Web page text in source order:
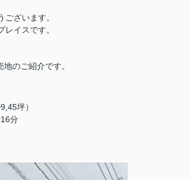
ざいます。
イスです。
地のご紹介です。
坪）
分